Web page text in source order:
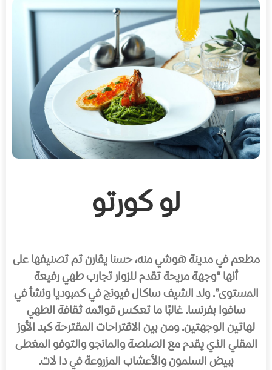
لو كورتو
مطعم في مدينة هوشي منه، حسنا يقارن تم تصنيفها على
أنها “وجهة مريحة تقدم للزوار تجارب طهي رفيعة
المستوى”. ولد الشيف ساكال فيونج في كمبوديا ونشأ في
سافوا بفرنسا. غالبًا ما تعكس قوائمه ثقافة الطهي
لهاتين الوجهتين. ومن بين الاقتراحات المقترحة كبد الأوز
المقلي الذي يقدم مع الصلصة والمانجو والتوفو المغطى
ببيض السلمون والأعشاب المزروعة في دا لات.